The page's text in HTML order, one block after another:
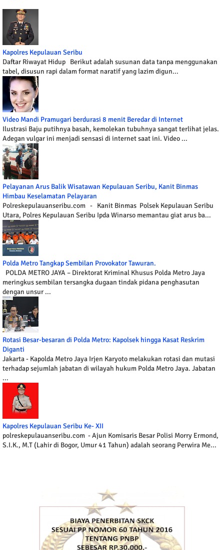
Kapolres Kepulauan Seribu
Daftar Riwayat Hidup Berikut adalah susunan data tanpa menggunakan
tabel, disusun rapi dalam format naratif yang lazim digun...
Video Mandi Pramugari berdurasi 8 menit Beredar di Internet
Ilustrasi Baju putihnya basah, kemolekan tubuhnya sangat terlihat jelas.
Adegan vulgar ini menjadi sensasi di internet saat ini. Video ...
Pelayanan Arus Balik Wisatawan Kepulauan Seribu, Kanit Binmas
Himbau Keselamatan Pelayaran
Polreskepulauanseribu.com - Kanit Binmas Polsek Kepulauan Seribu
Utara, Polres Kepulauan Seribu Ipda Winarso memantau giat arus ba...
Polda Metro Tangkap Sembilan Provokator Tawuran.
POLDA METRO JAYA – Direktorat Kriminal Khusus Polda Metro Jaya
meringkus sembilan tersangka dugaan tindak pidana penghasutan
dengan unsur ...
Rotasi Besar-besaran di Polda Metro: Kapolsek hingga Kasat Reskrim
Diganti
Jakarta - Kapolda Metro Jaya Irjen Karyoto melakukan rotasi dan mutasi
terhadap sejumlah jabatan di wilayah hukum Polda Metro Jaya. Jabatan
...
Kapolres Kepulauan Seribu Ke- XII
polreskepulauanseribu.com - Ajun Komisaris Besar Polisi Morry Ermond,
S.I.K., M.T (Lahir di Bogor, Umur 41 Tahun) adalah seorang Perwira Me...